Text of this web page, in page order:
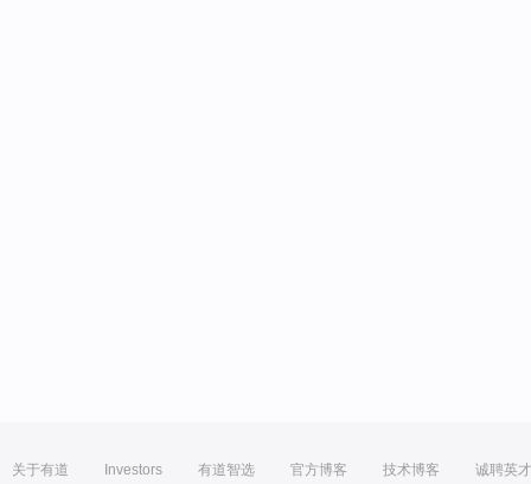
关于有道 Investors 有道智选 官方博客 技术博客 诚聘英才